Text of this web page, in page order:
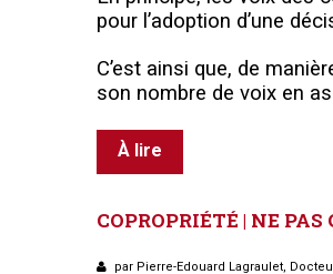
pour l’adoption d’une
C’est ainsi que, de
son nombre de voix en
À lire
COPROPRIÉTÉ | NE PAS
par Pierre-Edouard Lagraulet,